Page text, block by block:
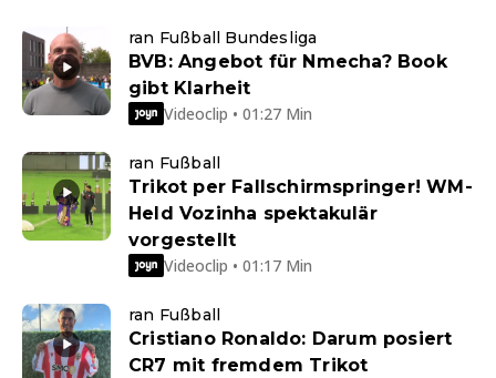
ran Fußball Bundesliga
BVB: Angebot für Nmecha? Book
gibt Klarheit
Videoclip • 01:27 Min
ran Fußball
Trikot per Fallschirmspringer! WM-
Held Vozinha spektakulär
vorgestellt
Videoclip • 01:17 Min
ran Fußball
Cristiano Ronaldo: Darum posiert
CR7 mit fremdem Trikot